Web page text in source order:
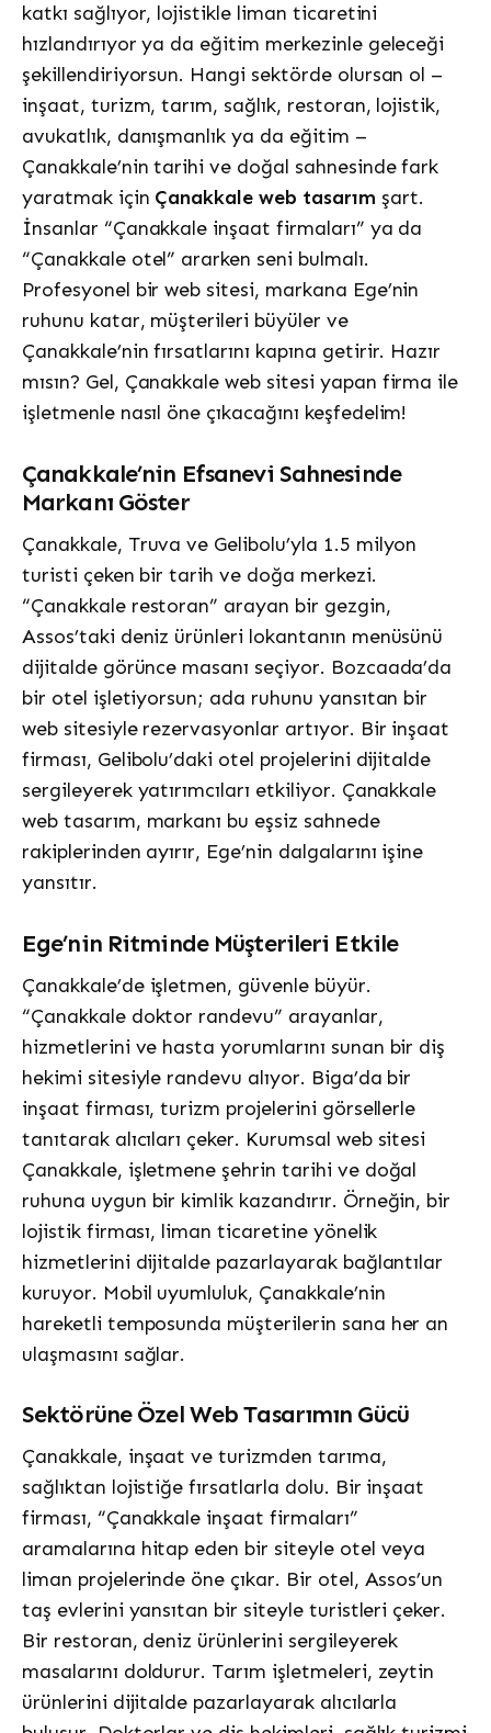
katkı sağlıyor, lojistikle liman ticaretini
hızlandırıyor ya da eğitim merkezinle geleceği
şekillendiriyorsun. Hangi sektörde olursan ol –
inşaat, turizm, tarım, sağlık, restoran, lojistik,
avukatlık, danışmanlık ya da eğitim –
Çanakkale’nin tarihi ve doğal sahnesinde fark
yaratmak için Çanakkale web tasarım şart.
İnsanlar “Çanakkale inşaat firmaları” ya da
“Çanakkale otel” ararken seni bulmalı.
Profesyonel bir web sitesi, markana Ege’nin
ruhunu katar, müşterileri büyüler ve
Çanakkale’nin fırsatlarını kapına getirir. Hazır
mısın? Gel, Çanakkale web sitesi yapan firma ile
işletmenle nasıl öne çıkacağını keşfedelim!
Çanakkale’nin Efsanevi Sahnesinde
Markanı Göster
Çanakkale, Truva ve Gelibolu’yla 1.5 milyon
turisti çeken bir tarih ve doğa merkezi.
“Çanakkale restoran” arayan bir gezgin,
Assos’taki deniz ürünleri lokantanın menüsünü
dijitalde görünce masanı seçiyor. Bozcaada’da
bir otel işletiyorsun; ada ruhunu yansıtan bir
web sitesiyle rezervasyonlar artıyor. Bir inşaat
firması, Gelibolu’daki otel projelerini dijitalde
sergileyerek yatırımcıları etkiliyor. Çanakkale
web tasarım, markanı bu eşsiz sahnede
rakiplerinden ayırır, Ege’nin dalgalarını işine
yansıtır.
Ege’nin Ritminde Müşterileri Etkile
Çanakkale’de işletmen, güvenle büyür.
“Çanakkale doktor randevu” arayanlar,
hizmetlerini ve hasta yorumlarını sunan bir diş
hekimi sitesiyle randevu alıyor. Biga’da bir
inşaat firması, turizm projelerini görsellerle
tanıtarak alıcıları çeker. Kurumsal web sitesi
Çanakkale, işletmene şehrin tarihi ve doğal
ruhuna uygun bir kimlik kazandırır. Örneğin, bir
lojistik firması, liman ticaretine yönelik
hizmetlerini dijitalde pazarlayarak bağlantılar
kuruyor. Mobil uyumluluk, Çanakkale’nin
hareketli temposunda müşterilerin sana her an
ulaşmasını sağlar.
Sektörüne Özel Web Tasarımın Gücü
Çanakkale, inşaat ve turizmden tarıma,
sağlıktan lojistiğe fırsatlarla dolu. Bir inşaat
firması, “Çanakkale inşaat firmaları”
aramalarına hitap eden bir siteyle otel veya
liman projelerinde öne çıkar. Bir otel, Assos’un
taş evlerini yansıtan bir siteyle turistleri çeker.
Bir restoran, deniz ürünlerini sergileyerek
masalarını doldurur. Tarım işletmeleri, zeytin
ürünlerini dijitalde pazarlayarak alıcılarla